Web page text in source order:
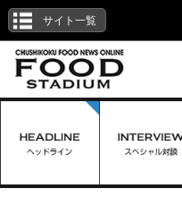
サイト一覧